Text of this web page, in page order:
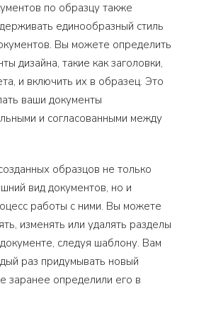
по образцу также
единообразный стиль
Вы можете определить
дизайна, такие как заголовки,
и включить их в образец. Это
ваши документы
и согласованными между
образцов не только
вид документов, но и
работы с ними. Вы можете
изменять или удалять разделы
следуя шаблону. Вам
раз придумывать новый
заранее определили его в